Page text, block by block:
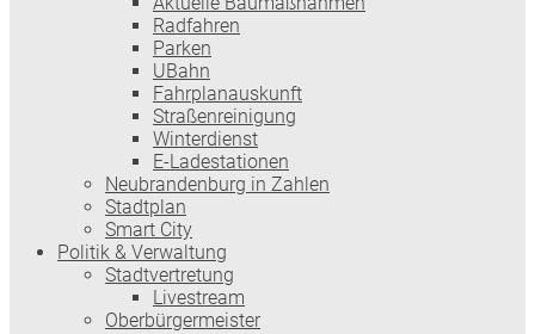
Radfahren
Parken
UBahn
Fahrplanauskunft
Straßenreinigung
Winterdienst
E-Ladestationen
Neubrandenburg in Zahlen
Stadtplan
Smart City
Politik & Verwaltung
Stadtvertretung
Livestream
Oberbürgermeister